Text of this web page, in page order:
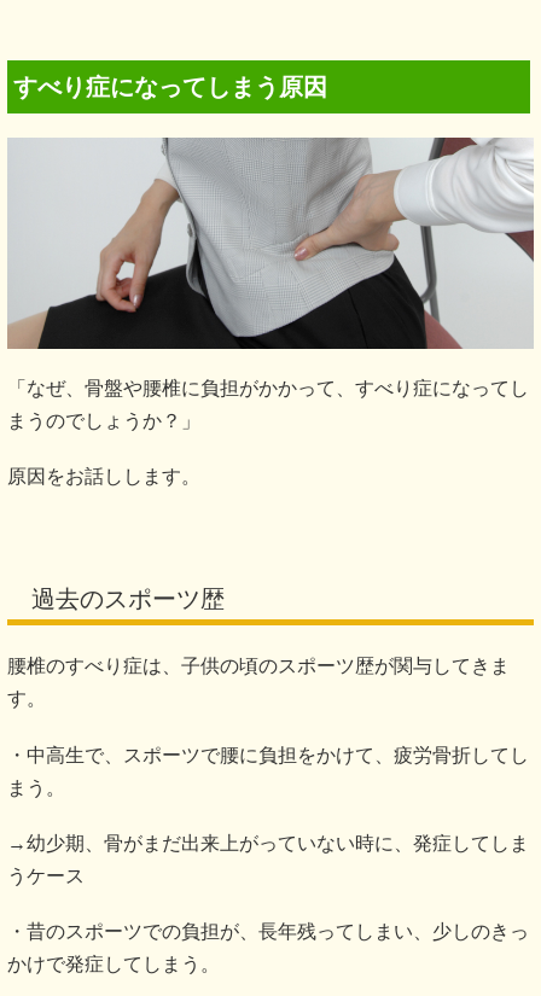
すべり症になってしまう原因
「なぜ、骨盤や腰椎に負担がかかって、すべり症になってし
まうのでしょうか？」
原因をお話しします。
過去のスポーツ歴
腰椎のすべり症は、子供の頃のスポーツ歴が関与してきま
す。
・中高生で、スポーツで腰に負担をかけて、疲労骨折してし
まう。
→幼少期、骨がまだ出来上がっていない時に、発症してしま
うケース
・昔のスポーツでの負担が、長年残ってしまい、少しのきっ
かけで発症してしまう。